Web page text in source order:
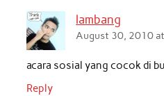
o
o
k
A
p
d
n
lambang
August 30, 2010
acara sosial yang cocok di
Reply